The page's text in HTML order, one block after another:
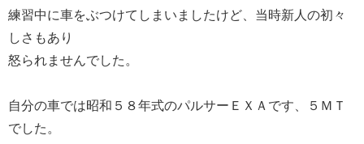
練習中に車をぶつけてしまいましたけど、当時新人の初々
しさもあり
怒られませんでした。
自分の車では昭和５８年式のパルサーＥＸＡです、５ＭＴ
でした。